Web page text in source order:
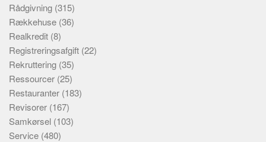
Rådgivning (315)
Rækkehuse (36)
Realkredit (8)
Registreringsafgift (22)
Rekruttering (35)
Ressourcer (25)
Restauranter (183)
Revisorer (167)
Samkørsel (103)
Service (480)